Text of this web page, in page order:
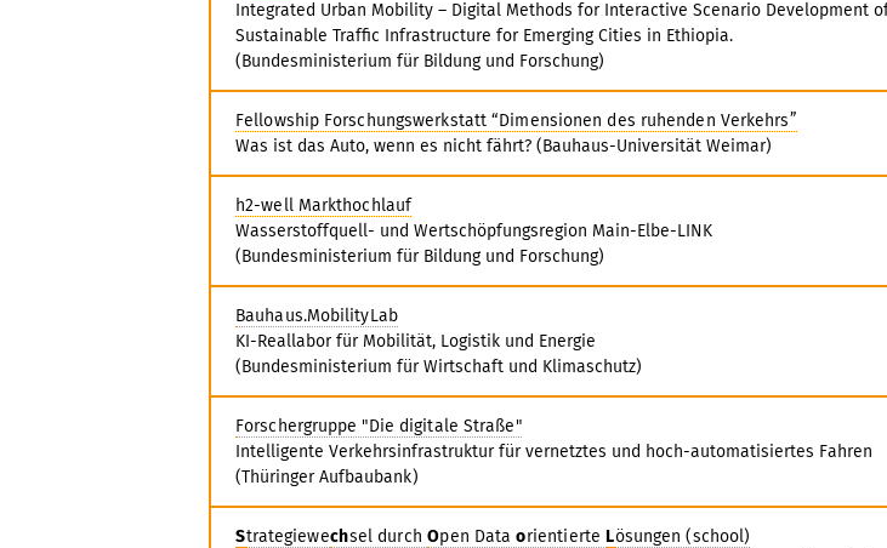
Integrated Urban Mobility – Digital Methods for Interactive Scenario Development
Sustainable Traffic Infrastructure for Emerging Cities in Ethiopia.
(Bundesministerium für Bildung und Forschung)
Fellowship Forschungswerkstatt “Dimensionen des ruhenden Verkehrs”
Was ist das Auto, wenn es nicht fährt? (Bauhaus-Universität Weimar)
h2-well Markthochlauf
Wasserstoffquell- und Wertschöpfungsregion Main-Elbe-LINK
(Bundesministerium für Bildung und Forschung)
Bauhaus.MobilityLab
KI-Reallabor für Mobilität, Logistik und Energie
(Bundesministerium für Wirtschaft und Klimaschutz)
Forschergruppe "Die digitale Straße"
Intelligente Verkehrsinfrastruktur für vernetztes und hoch-automatisiertes Fahren
(Thüringer Aufbaubank)
Strategiewechsel durch Open DataorientierteLösungen (school)